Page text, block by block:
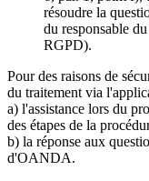
résoudre la
du responsable
RGPD).
Pour des raisons de
du traitement via
a) l'assistance lors du
des étapes de la
b) la réponse aux
d'OANDA.